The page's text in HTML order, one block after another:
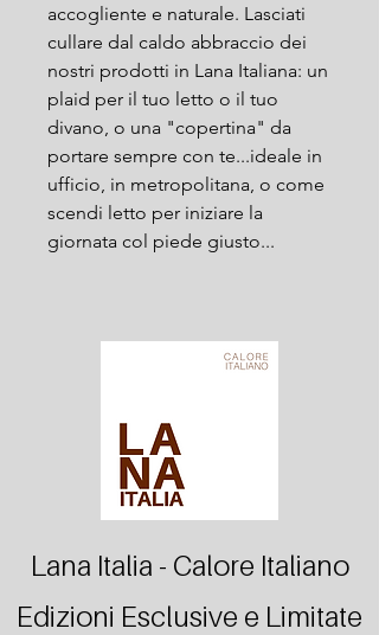
accogliente e naturale. Lasciati
cullare dal caldo abbraccio dei
nostri prodotti in Lana Italiana: un
plaid per il tuo letto o il tuo
divano, o una "copertina" da
portare sempre con te...ideale in
ufficio, in metropolitana, o come
scendi letto per iniziare la
giornata col piede giusto...
Lana Italia - Calore Italiano
Edizioni Esclusive e Limitate